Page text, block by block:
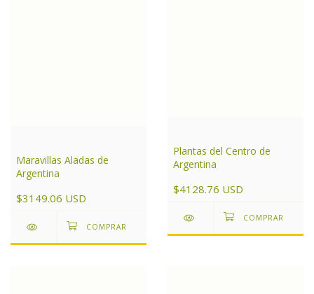
Maravillas Aladas de
Argentina
$3149.06 USD
Plantas del Centro de
Argentina
$4128.76 USD